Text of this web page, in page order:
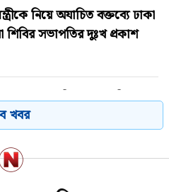
নিয়ে অযাচিত বক্তব্যে ঢাকা
শিবির সভাপতির দুঃখ প্রকাশ
নতুন মহাপরিচালককে নিয়ে যা
পিয়া জান্নাতুল
কভারেজে অমায়িক ব্যবহার
খবর